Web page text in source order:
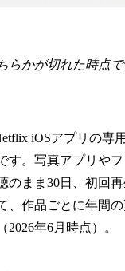
らかが切れた時点
iOSアプリの専
す。写真アプリや
のまま30日、初回
、作品ごとに年間
年6月時点）。